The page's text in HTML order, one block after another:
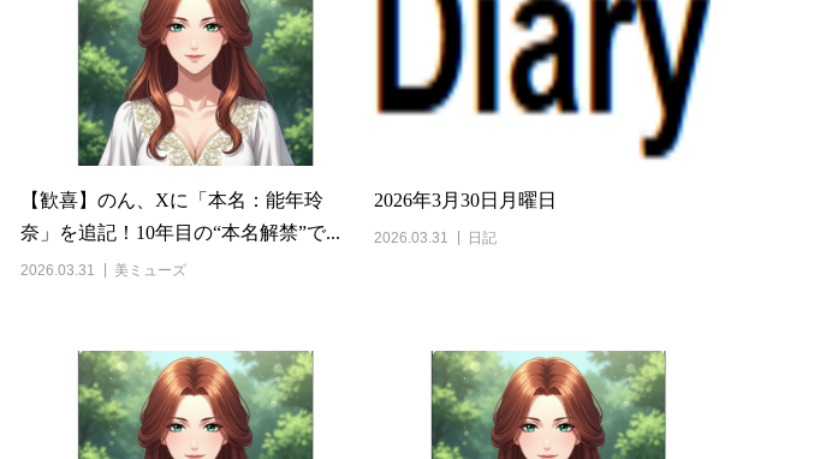
【歓喜】のん、Xに「本名：能年玲
奈」を追記！10年目の“本名解禁”で...
2026.03.31 美ミューズ
2026年3月30日月曜日
2026.03.31 日記